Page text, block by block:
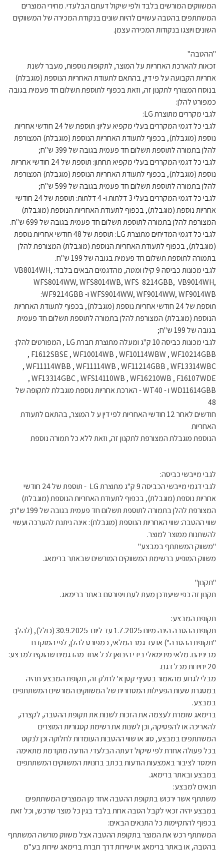
המשווקים המורשים בלבד ולפי שיקול דעתם הבלעדי. מחירי המוצרים
המשתתפים בהטבה עשויים להיות שונים בנקודת המכירה של המשווקים
השונים ויוצגו בנקודות המכירה עצמן.
"ההטבה"
זכאות להארכת האחריות על המוצר, לתקופות נוספות, מעבר לשנת
אחריות הקבועה על פי דין, בהתאם לתעודת האחריות הנוספת (מוגבלת)
בנוסח המצורף לתקנון זה, וזאת בכפוף לתוספת תשלום חד פעמית בגובה
כמפורט להלן:
לגבי מקררים מתוצרת LG:
לגבי כל דגמי המקררים בעלי מקפיא עליון: תוספת של 24 חודשי אחריות
נוספת (מוגבלת), בכפוף לתעודת האחריות הנוספת (מוגבלת) המצורפת
להלן בתמורה לתוספת תשלום חד פעמית בגובה של 399 ש"ח;
לגבי כל דגמי המקררים בעלי מקפיא תחתון: תוספת של 24 חודשי אחריות
נוספת (מוגבלת), בכפוף לתעודת האחריות הנוספת (מוגבלת) המצורפת
להלן בתמורה לתוספת תשלום חד פעמית בגובה של 599 ש"ח;
לגבי כל דגמי המקררים בעלי 3 דלתות ו- 4 דלתות: תוספת של 24 חודשי
אחריות נוספת (מוגבלת), בכפוף לתעודת האחריות הנוספת (מוגבלת)
המצורפת להלן בתמורה לתוספת תשלום חד פעמית בגובה של 699 ש"ח.
לגבי כל דגמי המדיחים מתוצרת LG: תוספת של 48 חודשי אחריות נוספת
(מוגבלת), בכפוף לתעודת האחריות הנוספת (מוגבלת) המצורפת להלן
בתמורה לתוספת תשלום חד פעמית בגובה של 199 ש"ח.
לגבי מכונות כביסה 9 קילו ומטה, מהדגמים הבאים בלבד: VB8014WH,
WFS8014WW, WFS8014WB, WFS 8214GBB, VB9014WH,
WFS9014WW, WF9014WW, WF9014WB ו- WF9214GBB:
תוספת של 24 חודשי אחריות נוספת (מוגבלת), בכפוף לתעודת האחריות
הנוספת (מוגבלת) המצורפת להלן בתמורה לתוספת תשלום חד פעמית
בגובה של 199 ש"ח;
לגבי מכונות כביסה 10 ק"ג ומעלה מתוצרת חברת LG , המפורטים להלן:
F1612SBSE , WF10014WB , WF10114WBW , WF10214GBB ,
WF11114WBB , WF11114WB , WF11214GBB , WF13314WBC ,
WF13314GBC , WFS14110WB , WF16210WB , F16107WDE ,
WD11614GBB ו - WT40 - הארכת אחריות נוספת מוגבלת לתקופה של
48
חודשים לאחר 12 חודשי האחריות לפי דין ע ל המוצר, בהתאם לתעודת
האחריות
הנוספת מוגבלת המצורפת לתקנון זה, וזאת ללא כל תמורה נוספת
לגבי מייבשי כביסה:
לגבי דגמי מייבשי הכביסה 9 ק"ג מתוצרת LG - תוספת של 24 חודשי
אחריות נוספת (מוגבלת), בכפוף לתעודת האחריות הנוספת (מוגבלת)
המצורפת להלן בתמורה לתוספת תשלום חד פעמית בגובה של 199 ש"ח;
שווי ההטבה: שווי האחריות הנוספת (מוגבלת): אינה ניתנת להערכה ועשוי
להשתנות ממוצר למוצר.
"משווק המשתתף במבצע"
משווק המופיע ברשימת המשווקים המורשים שבאתר ברימאג.
"תקנון"
תקנון זה כפי שיעודכן מעת לעת ויפורסם באתר ברימאג.
תקופת המבצע:
תקופת ההטבה הינה מיום 1.7.2025 עד ליום 30.9.2025 (כולל), (להלן:
"תקופת ההטבה") או עד גמר המלאי, כמפורט להלן, לפי המוקדם
מביניהם. מלאי מינימאלי בידי היבואן לכל אחד מהדגמים שהוקצו למבצע:
20 יחידות מכל דגם.
מבלי לגרוע מהאמור בסעיף קטן א' לחלק זה, תקופת המבצע תהיה
במסגרת שעות הפעילות המסחרית של המשווקים המורשים המשתתפים
במבצע.
ברימאג שומרת לעצמה את הזכות לשנות את תקופת ההטבה, לקצרה,
להאריכה או להפסיקה, וכן לשנות את רשימת קטגוריות המוצרים
המשתתפים במבצע, סוג או שווי ההטבות העומדות לחלוקה וכן לנקוט
בכל פעולה אחרת לפי שיקול דעתה הבלעדי. הודעה מוקדמת מתאימה
תימסר לציבור באמצעות הודעות בכתב בחנויות המשווקים המשתתפים
במבצע ובאתר ברימאג.
תנאים למבצע:
משתתף אשר ירכוש בתקופת ההטבה אחד מן המוצרים המשתתפים
במבצע יהיה זכאי לקבל הטבה אחת בלבד בגין כל מוצר שרכש, וכל זאת
בכפוף להתקיימות כל התנאים הבאים:
המשתתף רכש את המוצר בתקופת ההטבה אצל משווק מורשה המשתתף
בהטבה, או באתר ברימאג או ישירות דרך חברת ברימאג שירות בע"מ